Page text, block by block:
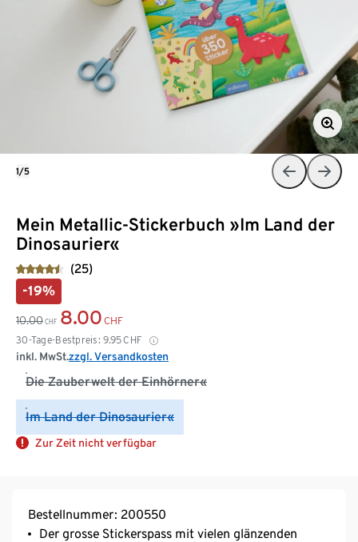
Mein Metallic-Stickerbuch »Im Land der
Dinosaurier«
(25)
-19%
10.00 CHF 8.00 CHF
30-Tage-Bestpreis: 9.95CHF
inkl. MwSt.zzgl. Versandkosten
Die Zauberwelt der Einhörner«
Im Land der Dinosaurier«
Zur Zeit nicht verfügbar
1/5
Bestellnummer: 200550
Der grosse Stickerspass mit vielen glänzenden